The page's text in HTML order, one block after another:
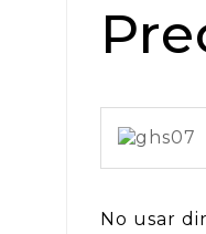
No usar